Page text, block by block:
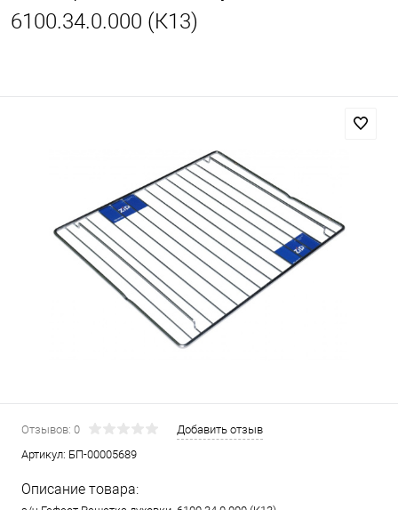
6100.34.0.000 (К13)
Отзывов: 0
Добавить отзыв
Артикул: БП-00005689
Описание товара: